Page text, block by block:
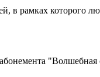
в рамках которого